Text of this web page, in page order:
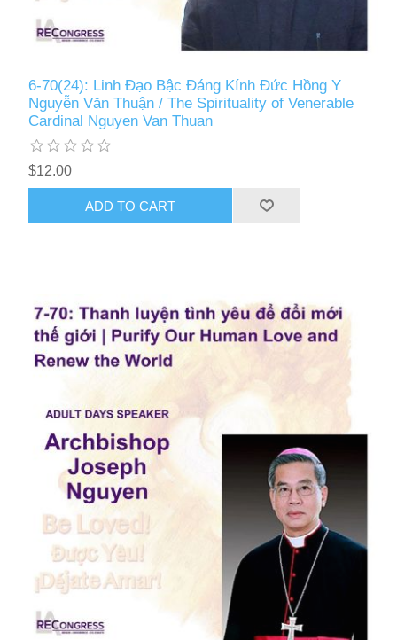
6-70(24): Linh Đạo Bậc Đáng Kính Đức Hồng Y
Nguyễn Văn Thuận / The Spirituality of Venerable
Cardinal Nguyen Van Thuan
$12.00
ADD TO CART